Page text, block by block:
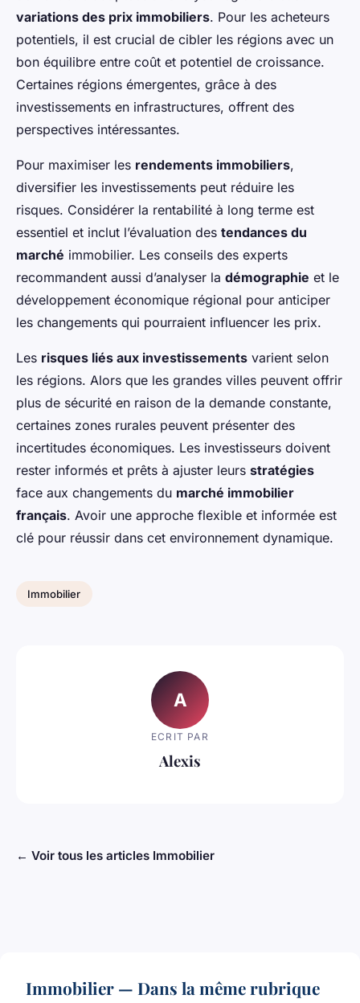
variations des prix immobiliers. Pour les acheteurs
potentiels, il est crucial de cibler les régions avec un
bon équilibre entre coût et potentiel de croissance.
Certaines régions émergentes, grâce à des
investissements en infrastructures, offrent des
perspectives intéressantes.
Pour maximiser les rendements immobiliers,
diversifier les investissements peut réduire les
risques. Considérer la rentabilité à long terme est
essentiel et inclut l’évaluation des tendances du
marché immobilier. Les conseils des experts
recommandent aussi d’analyser la démographie et le
développement économique régional pour anticiper
les changements qui pourraient influencer les prix.
Les risques liés aux investissements varient selon
les régions. Alors que les grandes villes peuvent offrir
plus de sécurité en raison de la demande constante,
certaines zones rurales peuvent présenter des
incertitudes économiques. Les investisseurs doivent
rester informés et prêts à ajuster leurs stratégies
face aux changements du marché immobilier
français. Avoir une approche flexible et informée est
clé pour réussir dans cet environnement dynamique.
Immobilier
A
ECRIT PAR
Alexis
← Voir tous les articles Immobilier
Immobilier — Dans la même rubrique